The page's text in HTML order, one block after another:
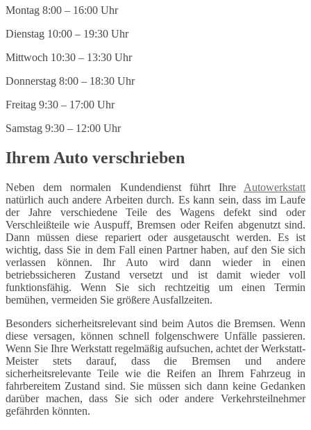
Montag 8:00 – 16:00 Uhr
Dienstag 10:00 – 19:30 Uhr
Mittwoch 10:30 – 13:30 Uhr
Donnerstag 8:00 – 18:30 Uhr
Freitag 9:30 – 17:00 Uhr
Samstag 9:30 – 12:00 Uhr
Ihrem Auto verschrieben
Neben dem normalen Kundendienst führt Ihre Autowerkstatt
natürlich auch andere Arbeiten durch. Es kann sein, dass im Laufe
der Jahre verschiedene Teile des Wagens defekt sind oder
Verschleißteile wie Auspuff, Bremsen oder Reifen abgenutzt sind.
Dann müssen diese repariert oder ausgetauscht werden. Es ist
wichtig, dass Sie in dem Fall einen Partner haben, auf den Sie sich
verlassen können. Ihr Auto wird dann wieder in einen
betriebssicheren Zustand versetzt und ist damit wieder voll
funktionsfähig. Wenn Sie sich rechtzeitig um einen Termin
bemühen, vermeiden Sie größere Ausfallzeiten.
Besonders sicherheitsrelevant sind beim Autos die Bremsen. Wenn
diese versagen, können schnell folgenschwere Unfälle passieren.
Wenn Sie Ihre Werkstatt regelmäßig aufsuchen, achtet der Werkstatt-
Meister stets darauf, dass die Bremsen und andere
sicherheitsrelevante Teile wie die Reifen an Ihrem Fahrzeug in
fahrbereitem Zustand sind. Sie müssen sich dann keine Gedanken
darüber machen, dass Sie sich oder andere Verkehrsteilnehmer
gefährden könnten.